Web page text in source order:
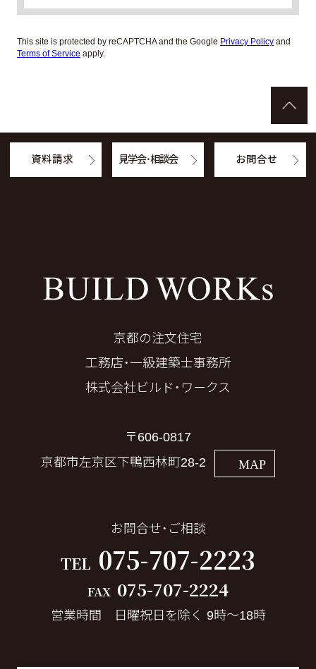
This site is protected by reCAPTCHA and the Google Privacy Policyand
Terms of Service apply.
京都の注文住宅
工務店・一級建築士事務所
株式会社ビルド・ワークス
〒606-0817
京都市左京区下鴨西林町28-2
MAP
お問合せ・ご相談
TEL 075-707-2223
FAX 075-707-2224
営業時間 日曜祝日を除く 9時～18時
資料請求 見学会・相談会 お問合せ